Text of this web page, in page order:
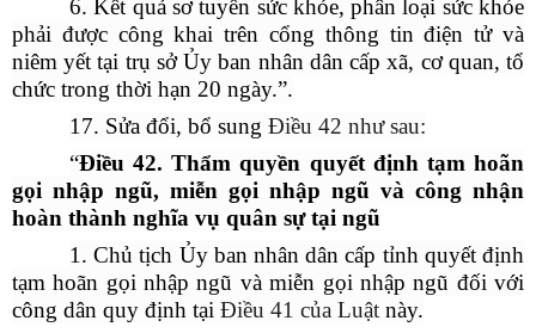
6. Kết quả sơ tuyển sức khỏe, phân loại sức khỏe
phải được công khai trên cổng thông tin điện tử và
niêm yết tại trụ sở Ủy ban nhân dân cấp xã, cơ quan, tổ
chức trong thời hạn 20 ngày.”.
17. Sửa đổi, bổ sung Điều 42 như sau:
“Điều 42. Thẩm quyền quyết định tạm hoãn
gọi nhập ngũ, miễn gọi nhập ngũ và công nhận
hoàn thành nghĩa vụ quân sự tại ngũ
1. Chủ tịch Ủy ban nhân dân cấp tỉnh quyết định
tạm hoãn gọi nhập ngũ và miễn gọi nhập ngũ đối với
công dân quy định tại Điều 41 của Luật này.